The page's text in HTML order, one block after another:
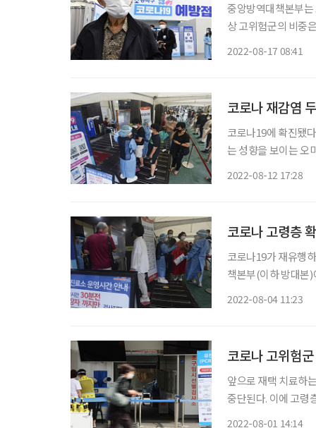
중앙방역대책본부
상 고위험군의 비중은 지속적인
2022-08-17 08:41
코로나 재감염
코로나19에 확진됐
는 성향을 보이는 오
2022-08-12 17:28
코로나 고령층
코로나19가 재유행하
책본부(이하 방대본
2022-08-04 11:23
코로나 고위험
앞으로 재택 치료하
중단된다. 이에 고령층
2022-08-01 14:14